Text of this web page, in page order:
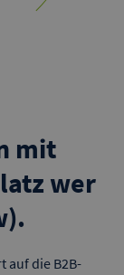
mit
wer
auf die B2B-